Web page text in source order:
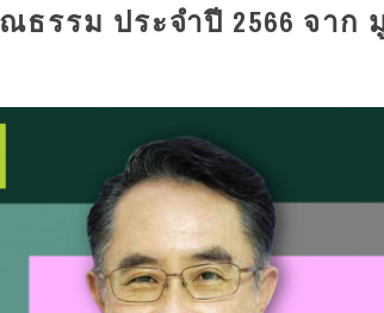
ธรรม ประจำปี 2566 จา